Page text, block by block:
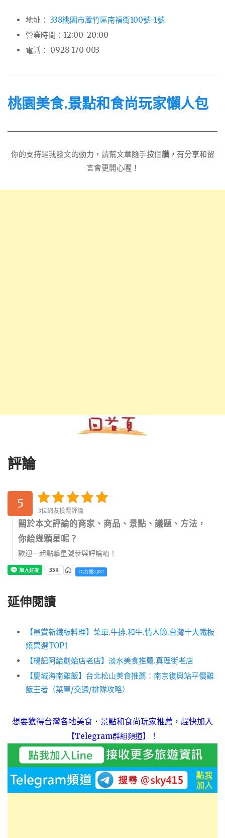
地址： 338桃園市蘆竹區南福街100號-1號
營業時間：12:00–20:00
電話： 0928 170 003
桃園美食.景點和食尚玩家懶人包
你的支持是我發文的動力，請幫文章隨手按個讚， 有分享和留
言會更開心喔！
評論
5
3位網友投票評論
關於本文評論的商家、商品、景點、議題、方法，
你給幾顆星呢？
歡迎一起點擊星號參與評論唷！
TG訂閱3,087
延伸閱讀
【墨賞新鐵板料理】菜單.牛排.和牛.情人節.台灣十大鐵板
燒票選TOP1
【楊記阿給創始店老店】淡水美食推薦.真理街老店
【慶城海南雞飯】台北松山美食推薦：南京復興站平價雞
飯王者（菜單/交通/排隊攻略）
想要獲得台灣各地美食．景點和食尚玩家推薦，趕快加入
【Telegram群組頻道】 ！